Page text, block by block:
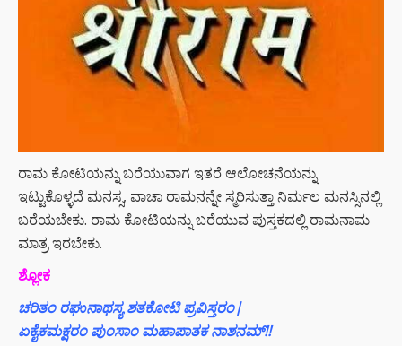
ರಾಮ ಕೋಟಿಯನ್ನು ಬರೆಯುವಾಗ ಇತರೆ ಆಲೋಚನೆಯನ್ನು
ಇಟ್ಟುಕೊಳ್ಳದೆ ಮನಸ್ಸ, ವಾಚಾ ರಾಮನನ್ನೇ ಸ್ಮರಿಸುತ್ತಾ ನಿರ್ಮಲ ಮನಸ್ಸಿನಲ್ಲಿ
ಬರೆಯಬೇಕು. ರಾಮ ಕೋಟಿಯನ್ನು ಬರೆಯುವ ಪುಸ್ತಕದಲ್ಲಿ ರಾಮನಾಮ
ಮಾತ್ರ ಇರಬೇಕು.
ಶ್ಲೋಕ
ಚರಿತಂ ರಘುನಾಥಸ್ಯ ಶತಕೋಟಿ ಪ್ರವಿಸ್ತರಂ|
ಏಕೈಕಮಕ್ಷರಂ ಪುಂಸಾಂ ಮಹಾಪಾತಕ ನಾಶನಮ್!!